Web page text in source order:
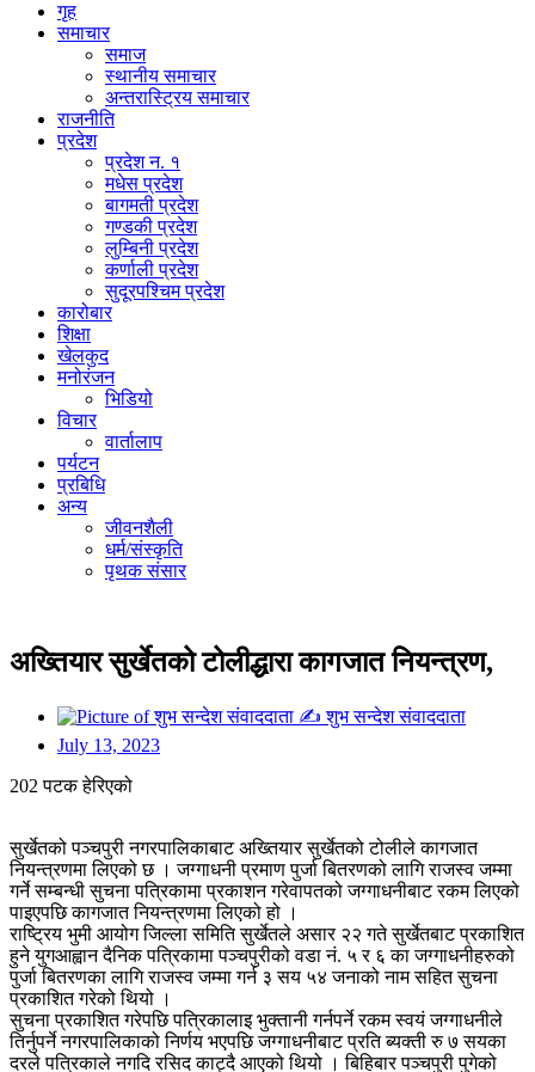
गृह
समाचार
समाज
स्थानीय समाचार
अन्तरास्ट्रिय समाचार
राजनीति
प्रदेश
प्रदेश न. १
मधेस प्रदेश
बागमती प्रदेश
गण्डकी प्रदेश
लुम्बिनी प्रदेश
कर्णाली प्रदेश
सुदूरपश्चिम प्रदेश
कारोबार
शिक्षा
खेलकुद
मनोरंजन
भिडियो
विचार
वार्तालाप
पर्यटन
प्रबिधि
अन्य
जीवनशैली
धर्म/संस्कृति
पृथक संसार
अख्तियार सुर्खेतको टोलीद्धारा कागजात नियन्त्रण,
✍ शुभ सन्देश संवाददाता
July 13, 2023
202 पटक हेरिएको
सुर्खेतको पञ्चपुरी नगरपालिकाबाट अख्तियार सुर्खेतको टोलीले कागजात
नियन्त्रणमा लिएको छ । जग्गाधनी प्रमाण पुर्जा बितरणको लागि राजस्व जम्मा
गर्ने सम्बन्धी सुचना पत्रिकामा प्रकाशन गरेवापतको जग्गाधनीबाट रकम लिएको
पाइएपछि कागजात नियन्त्रणमा लिएको हो ।
राष्ट्रिय भुमी आयोग जिल्ला समिति सुर्खेतले असार २२ गते सुर्खेतबाट प्रकाशित
हुने युगआह्वान दैनिक पत्रिकामा पञ्चपुरीको वडा नं. ५ र ६ का जग्गाधनीहरुको
पुर्जा बितरणका लागि राजस्व जम्मा गर्न ३ सय ५४ जनाको नाम सहित सुचना
प्रकाशित गरेको थियो ।
सुचना प्रकाशित गरेपछि पत्रिकालाइ भुक्तानी गर्नपर्ने रकम स्वयं जग्गाधनीले
तिर्नुपर्ने नगरपालिकाको निर्णय भएपछि जग्गाधनीबाट प्रति ब्यक्ती रु ७ सयका
दरले पत्रिकाले नगदि रसिद काट्दै आएको थियो । बिहिबार पञ्चपुरी पुगेको